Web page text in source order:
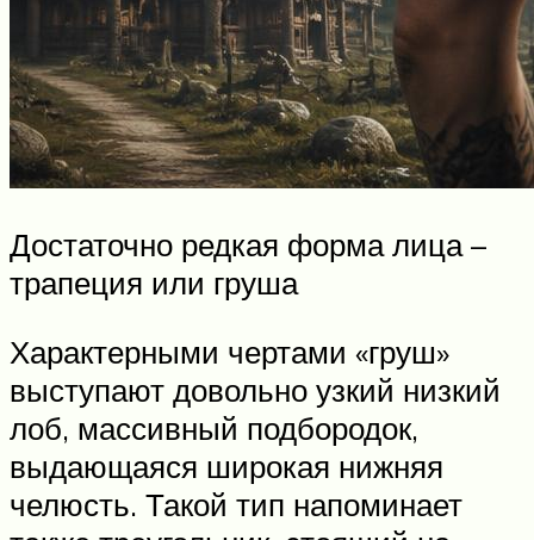
Достаточно редкая форма лица –
трапеция или груша
Характерными чертами «груш»
выступают довольно узкий низкий
лоб, массивный подбородок,
выдающаяся широкая нижняя
челюсть. Такой тип напоминает